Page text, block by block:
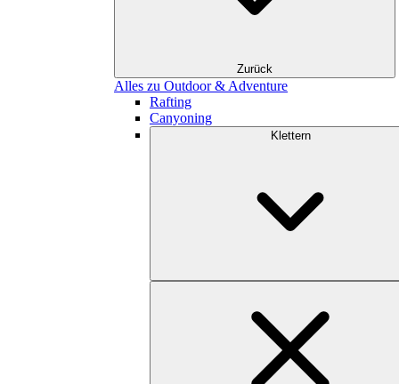
Zurück
Alles zu Outdoor & Adventure
Rafting
Canyoning
Klettern